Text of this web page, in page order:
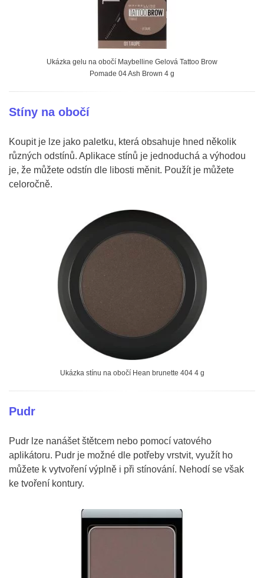
Ukázka gelu na obočí Maybelline Gelová Tattoo Brow
Pomade 04 Ash Brown 4 g
Stíny na obočí
Koupit je lze jako paletku, která obsahuje hned několik
různých odstínů. Aplikace stínů je jednoduchá a výhodou
je, že můžete odstín dle libosti měnit. Použít je můžete
celoročně.
Ukázka stínu na obočí Hean brunette 404 4 g
Pudr
Pudr lze nanášet štětcem nebo pomocí vatového
aplikátoru. Pudr je možné dle potřeby vrstvit, využít ho
můžete k vytvoření výplně i při stínování. Nehodí se však
ke tvoření kontury.